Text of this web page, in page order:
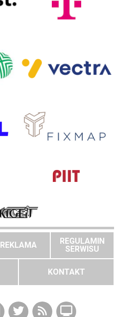
REKLAMA
REGULAMIN
SERWISU
KONTAKT